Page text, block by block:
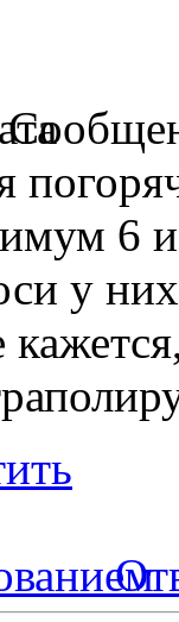
6
у